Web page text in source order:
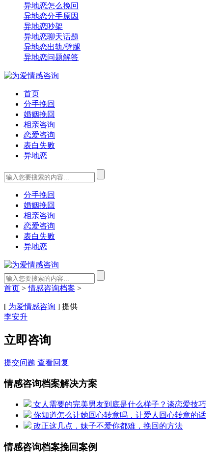
异地恋怎么挽回
异地恋分手原因
异地恋吵架
异地恋聊天话题
异地恋出轨/劈腿
异地恋问题解答
首页
分手挽回
婚姻挽回
相亲咨询
恋爱咨询
表白失败
异地恋
分手挽回
婚姻挽回
相亲咨询
恋爱咨询
表白失败
异地恋
首页 >情感咨询档案 >
[ 为爱情感咨询 ] 提供
李安升
立即咨询
提交问题 查看回复
情感咨询档案解决方案
女人需要的完美男友到底是什么样子？谈恋爱技巧
你知道怎么让她回心转意吗，让爱人回心转意的话
改正这几点，妹子不爱你都难，挽回的方法
情感咨询档案挽回案例